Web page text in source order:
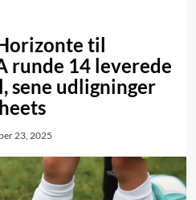
til
runde 14 leverede
sene udligninger
23, 2025